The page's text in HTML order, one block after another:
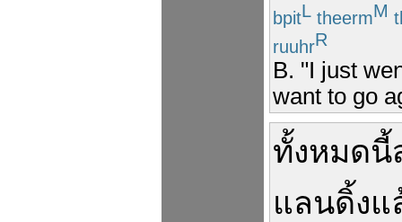
bpitL theermM
ruuhrR
B. "I just
want to go
ทั้งหมดนี้
แลนดิ้งแ